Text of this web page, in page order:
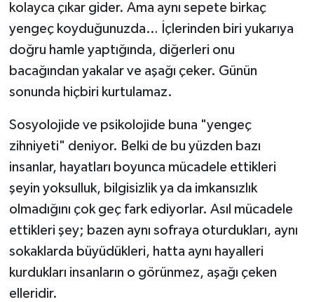
kolayca çıkar gider. Ama aynı sepete birkaç
yengeç koyduğunuzda… İçlerinden biri yukarıya
doğru hamle yaptığında, diğerleri onu
bacağından yakalar ve aşağı çeker. Günün
sonunda hiçbiri kurtulamaz.
Sosyolojide ve psikolojide buna "yengeç
zihniyeti" deniyor. Belki de bu yüzden bazı
insanlar, hayatları boyunca mücadele ettikleri
şeyin yoksulluk, bilgisizlik ya da imkansızlık
olmadığını çok geç fark ediyorlar. Asıl mücadele
ettikleri şey; bazen aynı sofraya oturdukları, aynı
sokaklarda büyüdükleri, hatta aynı hayalleri
kurdukları insanların o görünmez, aşağı çeken
elleridir.